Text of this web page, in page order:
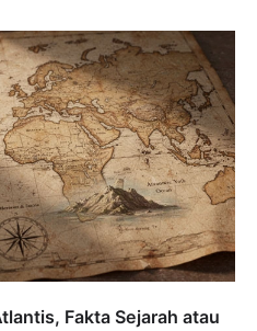
Fakta Sejarah atau